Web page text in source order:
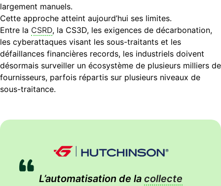
largement manuels.
Cette approche atteint aujourd’hui ses limites.
Entre la CSRD, la CS3D, les exigences de décarbonation,
les cyberattaques visant les sous-traitants et les
défaillances financières records, les industriels doivent
désormais surveiller un écosystème de plusieurs milliers de
fournisseurs, parfois répartis sur plusieurs niveaux de
sous-traitance.
L’automatisation de la collecte